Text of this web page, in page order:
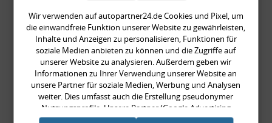
Rückleuchtenband mit
Blinker, rot, US-Ecken,
Audi 80 Cabrio, Typ 89,
OE-Nr.: 8G0945225 +
8G0945225C
999,99 €
Wir verwenden auf autopartner24.de Cookies und Pixel, um
die einwandfreie Funktion unserer Website zu gewährleisten,
Inhalte und Anzeigen zu personalisieren, Funktionen für
soziale Medien anbieten zu können und die Zugriffe auf
unserer Website zu analysieren. Außerdem geben wir
Informationen zu Ihrer Verwendung unserer Website an
unsere Partner für soziale Medien, Werbung und Analysen
weiter. Dies umfasst auch die Erstellung pseudonymer
Nutzungsprofile. Unsere Partner (Google Advertising
Products) führen diese Informationen möglicherweise mit